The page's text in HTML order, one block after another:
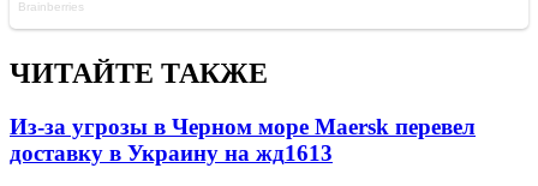
ЧИТАЙТЕ ТАКЖЕ
Из-за угрозы в Черном море Maersk перевел
доставку в Украину на жд1613